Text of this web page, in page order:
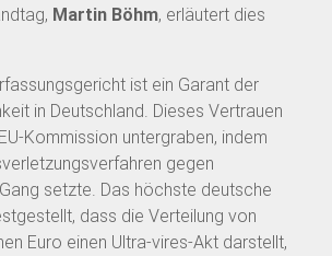
Martin Böhm, erläutert dies
ist ein Garant der
in Deutschland. Dieses Vertrauen
Kommission untergraben, indem
gegen
setzte. Das höchste deutsche
dass die Verteilung von
Euro einen Ultra-vires-Akt darstellt,